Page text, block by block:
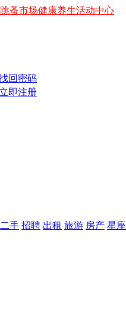
跳蚤市场健康养生活动中心
回密码
立即注册
二手 招聘 出租 旅游 房产 星座